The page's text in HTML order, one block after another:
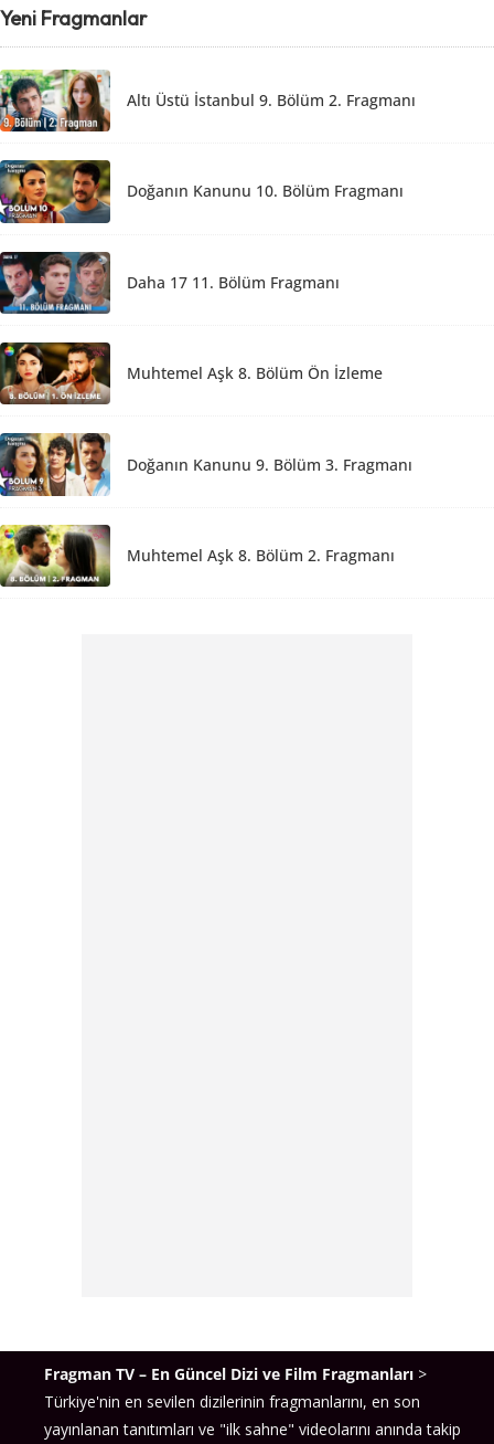
Yeni Fragmanlar
Altı Üstü İstanbul 9. Bölüm 2. Fragmanı
Doğanın Kanunu 10. Bölüm Fragmanı
Daha 17 11. Bölüm Fragmanı
Muhtemel Aşk 8. Bölüm Ön İzleme
Doğanın Kanunu 9. Bölüm 3. Fragmanı
Muhtemel Aşk 8. Bölüm 2. Fragmanı
Fragman TV – En Güncel Dizi ve Film Fragmanları >
Türkiye'nin en sevilen dizilerinin fragmanlarını, en son
yayınlanan tanıtımları ve "ilk sahne" videolarını anında takip